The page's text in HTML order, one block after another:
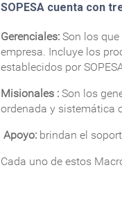
SOPESA cuenta con
Gerenciales: Son los
empresa. Incluye los
establecidos por
Misionales : Son los
ordenada y sistemática
Apoyo: brindan el
Cada uno de estos